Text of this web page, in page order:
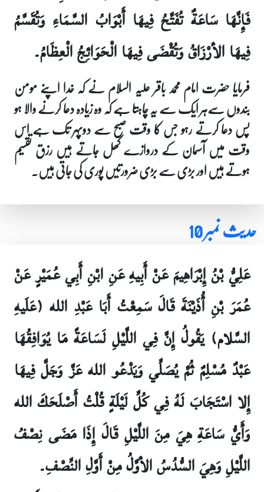
فَإِنَّهَا سَاعَةٌ تُفَتَّحُ فِيهَا أَبْوَابُ السَّمَاءِ وَتُقَسَّمُ
فِيهَا الأرْزَاقُ وَتُقْضَى فِيهَا الْحَوَائِجُ الْعِظَامُ۔
فرمایا حضرت امام محمد باقر علیہ السلام نے کہ خدا اپنے مومن
بندوں سےہر ایک سے یہ چاہتا ہے کہ وہ زیادہ دعا کرنے والا ہو
پس دعا کرتے رہو جس کا وقت صبح سے دوپہر تک ہے اس
وقت میں آسمان کے دروازے کھل جاتے ہیں رزق تقسیم
ہوتے ہیں اور بڑی سے بڑی ضرورتیں پوری کی جاتی ہیں۔
حدیث نمبر 10
عَلِيُّ بْنُ إِبْرَاهِيمَ عَنْ أَبِيهِ عَنِ ابْنِ أَبِي عُمَيْرٍ عَنْ
عُمَرَ بْنِ أُذَيْنَةَ قَالَ سَمِعْتُ أَبَا عَبْدِ الله (عَلَيهِ
السَّلام) يَقُولُ إِنَّ فِي اللَّيْلِ لَسَاعَةً مَا يُوَافِقُهَا
عَبْدٌ مُسْلِمٌ ثُمَّ يُصَلِّي وَيَدْعُو الله عَزَّ وَجَلَّ فِيهَا
إِلا اسْتَجَابَ لَهُ فِي كُلِّ لَيْلَةٍ قُلْتُ أَصْلَحَكَ الله
وَأَيُّ سَاعَةِ هِيَ مِنَ اللَّيْلِ قَالَ إِذَا مَضَى نِصْفُ
اللَّيْلِ وَهِيَ السُّدُسُ الأوَّلُ مِنْ أَوَّلِ النِّصْفِ۔